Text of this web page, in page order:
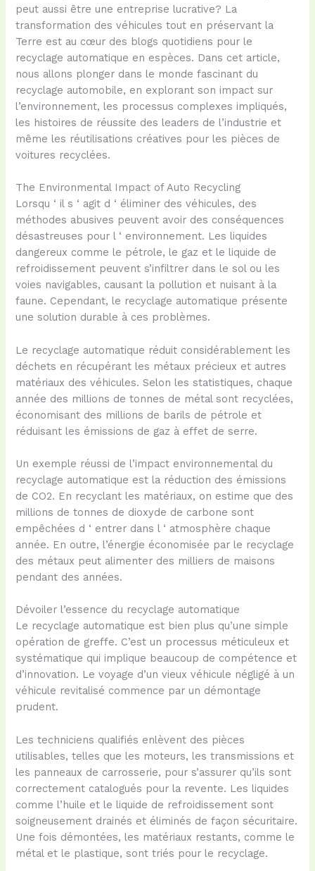
peut aussi être une entreprise lucrative? La
transformation des véhicules tout en préservant la
Terre est au cœur des blogs quotidiens pour le
recyclage automatique en espèces. Dans cet article,
nous allons plonger dans le monde fascinant du
recyclage automobile, en explorant son impact sur
l’environnement, les processus complexes impliqués,
les histoires de réussite des leaders de l’industrie et
même les réutilisations créatives pour les pièces de
voitures recyclées.
The Environmental Impact of Auto Recycling
Lorsqu ‘ il s ‘ agit d ‘ éliminer des véhicules, des
méthodes abusives peuvent avoir des conséquences
désastreuses pour l ‘ environnement. Les liquides
dangereux comme le pétrole, le gaz et le liquide de
refroidissement peuvent s’infiltrer dans le sol ou les
voies navigables, causant la pollution et nuisant à la
faune. Cependant, le recyclage automatique présente
une solution durable à ces problèmes.
Le recyclage automatique réduit considérablement les
déchets en récupérant les métaux précieux et autres
matériaux des véhicules. Selon les statistiques, chaque
année des millions de tonnes de métal sont recyclées,
économisant des millions de barils de pétrole et
réduisant les émissions de gaz à effet de serre.
Un exemple réussi de l’impact environnemental du
recyclage automatique est la réduction des émissions
de CO2. En recyclant les matériaux, on estime que des
millions de tonnes de dioxyde de carbone sont
empêchées d ‘ entrer dans l ‘ atmosphère chaque
année. En outre, l’énergie économisée par le recyclage
des métaux peut alimenter des milliers de maisons
pendant des années.
Dévoiler l’essence du recyclage automatique
Le recyclage automatique est bien plus qu’une simple
opération de greffe. C’est un processus méticuleux et
systématique qui implique beaucoup de compétence et
d’innovation. Le voyage d’un vieux véhicule négligé à un
véhicule revitalisé commence par un démontage
prudent.
Les techniciens qualifiés enlèvent des pièces
utilisables, telles que les moteurs, les transmissions et
les panneaux de carrosserie, pour s’assurer qu’ils sont
correctement catalogués pour la revente. Les liquides
comme l’huile et le liquide de refroidissement sont
soigneusement drainés et éliminés de façon sécuritaire.
Une fois démontées, les matériaux restants, comme le
métal et le plastique, sont triés pour le recyclage.